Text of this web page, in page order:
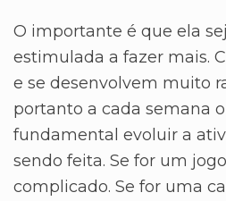
O importante é que ela
estimulada a fazer mais.
e se desenvolvem muito
portanto a cada semana
fundamental evoluir a
sendo feita. Se for um
complicado. Se for uma